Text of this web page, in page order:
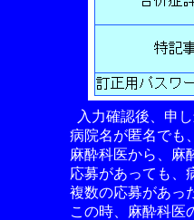
入力確認後、申し込
病院名が匿名でも、
麻酔科医から、麻酔
応募があっても、病
複数の応募があった
この時、麻酔科医の